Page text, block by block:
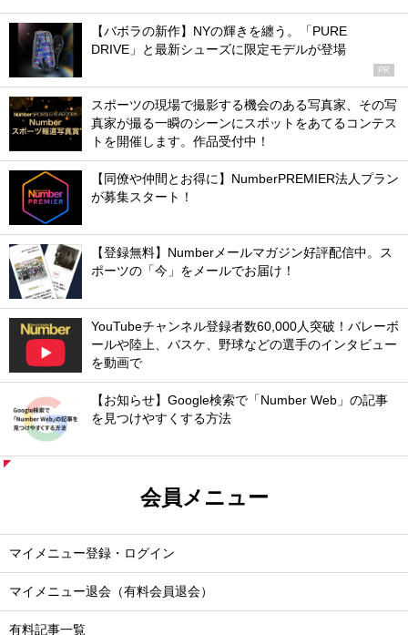
【バボラの新作】NYの輝きを纏う。「PURE
DRIVE」と最新シューズに限定モデルが登場
PR
スポーツの現場で撮影する機会のある写真家、その写
真家が撮る一瞬のシーンにスポットをあてるコンテス
トを開催します。作品受付中！
【同僚や仲間とお得に】NumberPREMIER法人プラン
が募集スタート！
【登録無料】Numberメールマガジン好評配信中。ス
ポーツの「今」をメールでお届け！
YouTubeチャンネル登録者数60,000人突破！バレーボ
ールや陸上、バスケ、野球などの選手のインタビュー
を動画で
【お知らせ】Google検索で「Number Web」の記事
を見つけやすくする方法
会員メニュー
マイメニュー登録・ログイン
マイメニュー退会（有料会員退会）
有料記事一覧